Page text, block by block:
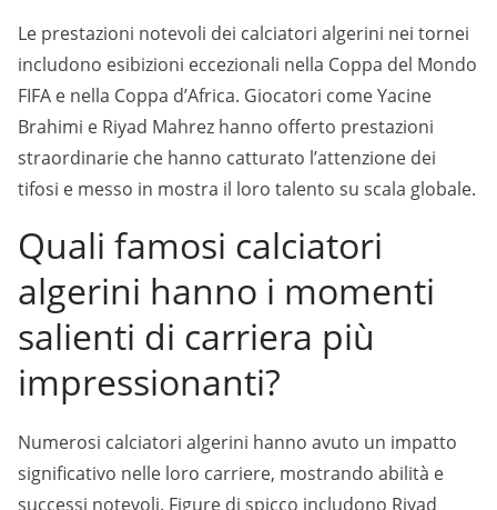
Le prestazioni notevoli dei calciatori algerini nei tornei
includono esibizioni eccezionali nella Coppa del Mondo
FIFA e nella Coppa d’Africa. Giocatori come Yacine
Brahimi e Riyad Mahrez hanno offerto prestazioni
straordinarie che hanno catturato l’attenzione dei
tifosi e messo in mostra il loro talento su scala globale.
Quali famosi calciatori
algerini hanno i momenti
salienti di carriera più
impressionanti?
Numerosi calciatori algerini hanno avuto un impatto
significativo nelle loro carriere, mostrando abilità e
successi notevoli. Figure di spicco includono Riyad